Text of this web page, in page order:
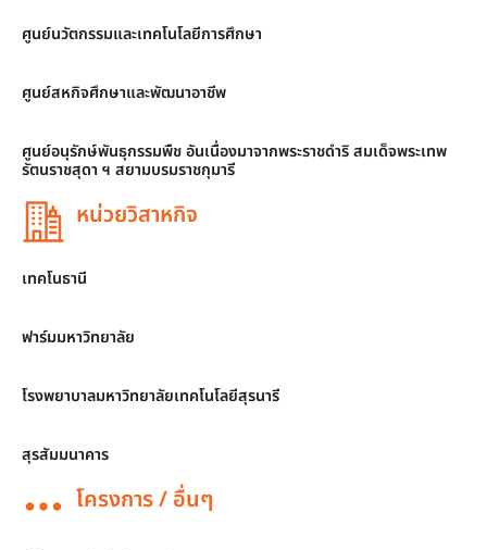
ศูนย์นวัตกรรมและเทคโนโลยีการศึกษา
ศูนย์สหกิจศึกษาและพัฒนาอาชีพ
ศูนย์อนุรักษ์พันธุกรรมพืช อันเนื่องมาจากพระราชดำริ สมเด็จพระเทพ
รัตนราชสุดา ฯ สยามบรมราชกุมารี
หน่วยวิสาหกิจ
เทคโนธานี
ฟาร์มมหาวิทยาลัย
โรงพยาบาลมหาวิทยาลัยเทคโนโลยีสุรนารี
สุรสัมมนาคาร
โครงการ / อื่นๆ